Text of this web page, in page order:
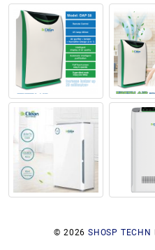
© 2026SHOSP TECHN